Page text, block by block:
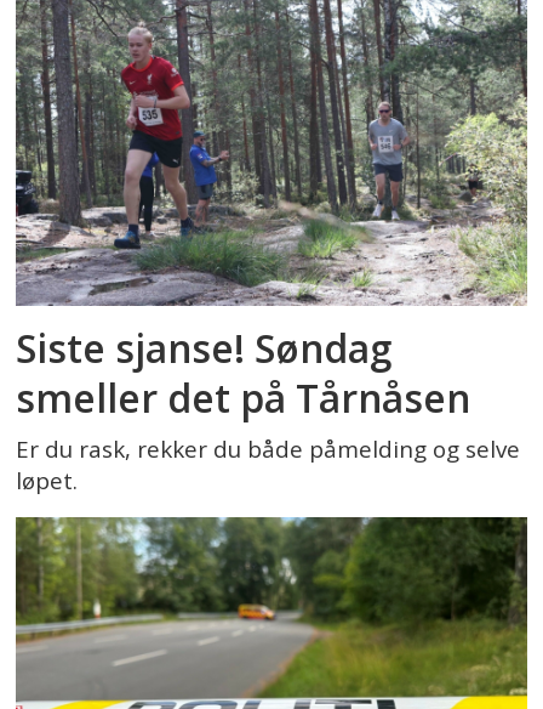
Siste sjanse! Søndag
smeller det på Tårnåsen
Er du rask, rekker du både påmelding og selve
løpet.